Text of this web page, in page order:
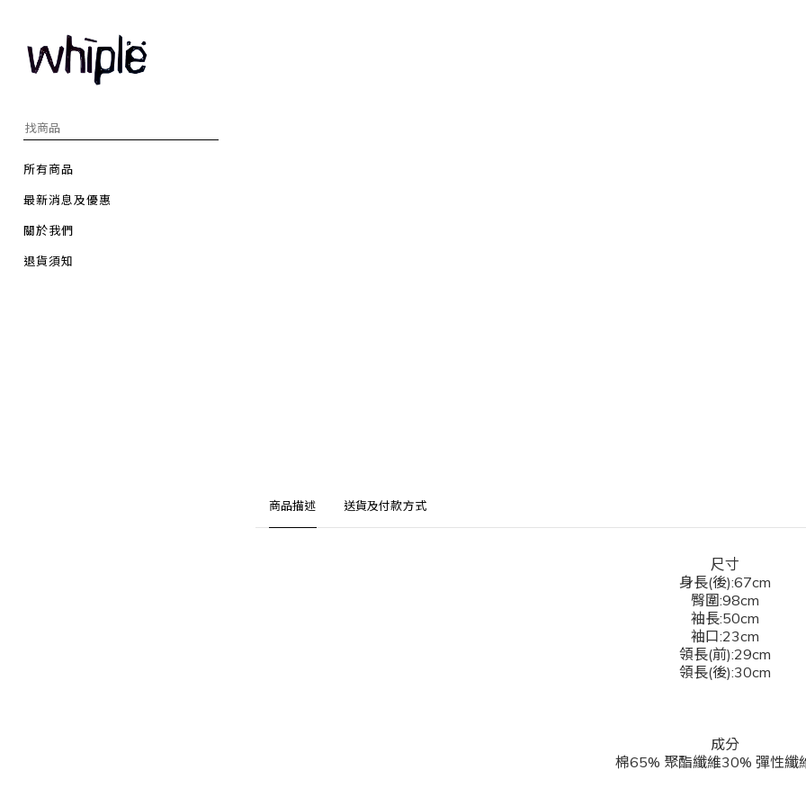
所有商品
最新消息及優惠
關於我們
退貨須知
商品描述 送貨及付款方式
尺寸
身長(後):67cm
臀圍:98cm
袖長:50cm
袖口:23cm
領長(前):29cm
領長(後):30cm
成分
棉65% 聚酯纖維30% 彈性纖